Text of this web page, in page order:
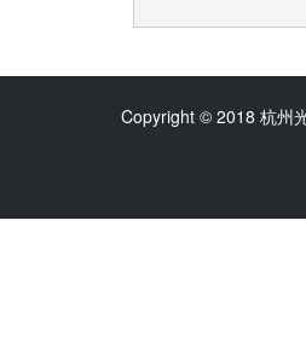
Copyright © 2018 杭州